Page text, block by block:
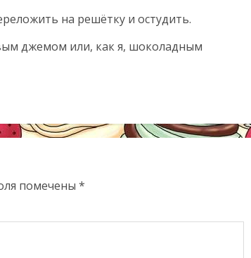
на решётку и остудить.
джемом или, как я, шоколадным
помечены *